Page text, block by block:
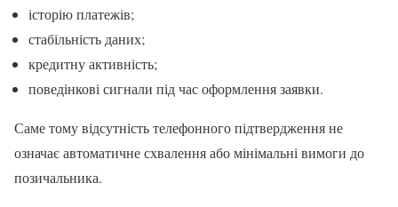
історію платежів;
стабільність даних;
кредитну активність;
поведінкові сигнали під час оформлення заявки.
Саме тому відсутність телефонного підтвердження не
означає автоматичне схвалення або мінімальні вимоги до
позичальника.